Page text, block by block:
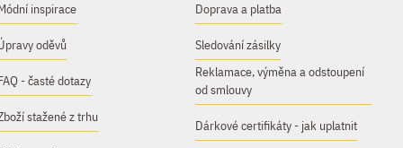
inspirace
oděvů
- časté dotazy
stažené z trhu
Doprava a platba
Sledování zásilky
Reklamace, výměna a odstoupení
od smlouvy
Dárkové certifikáty - jak uplatnit